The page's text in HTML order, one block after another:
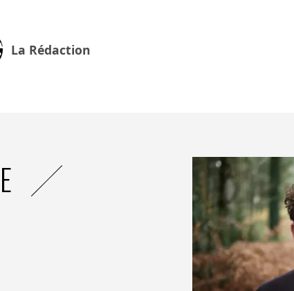
gains d’efficacité opérationnelle et les avantages
en tant que facteurs clés.
La Rédaction